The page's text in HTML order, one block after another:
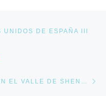
entradas
DE ESPAÑA III
HISTOCAST 288 – JACKSON EN EL VALLE DE SHENANDOAH (PARTE III)